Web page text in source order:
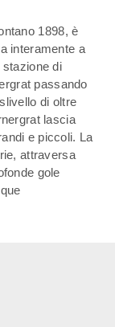
1898, è
interamente a
di
passando
di oltre
lascia
e piccoli. La
attraversa
gole